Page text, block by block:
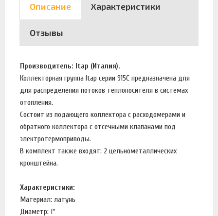
Описание Характеристики
Отзывы
Производитель: Itap (Италия).
Коллекторная группа Itap серии 915C предназначена для
для распределения потоков теплоносителя в системах
отопления.
Состоит из подающего коллектора с расходомерами и
обратного коллектора с отсечными клапанами под
электротермоприводы.
В комплект также входят: 2 цельнометаллических
кронштейна.
Характеристики:
Материал: латунь
Диаметр: 1"